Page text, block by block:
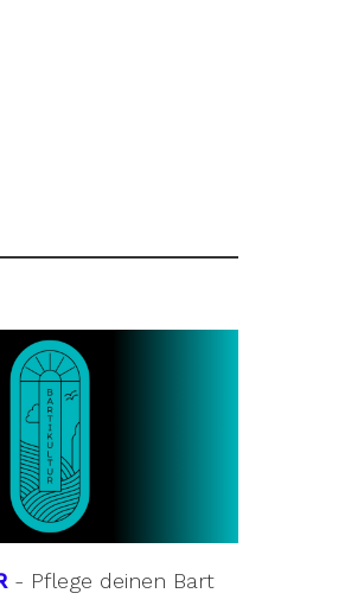
- Pflege deinen Bart